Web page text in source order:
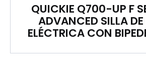
QUICKIE Q700-UP F
ADVANCED SILLA DE
ELÉCTRICA CON